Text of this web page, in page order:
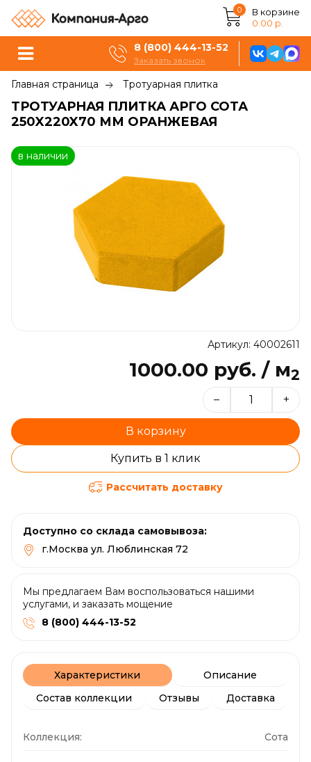
0
В корзине
0.00 р.
8 (800) 444-13-52
Заказать звонок
Главная страница Тротуарная плитка
ТРОТУАРНАЯ ПЛИТКА АРГО СОТА
250X220X70 ММ ОРАНЖЕВАЯ
в наличии
Артикул: 40002611
1000.00 руб. / м2
– +
В корзину
Купить в 1 клик
Рассчитать доставку
Доступно со склада самовывоза:
г.Москва ул. Люблинская 72
Мы предлагаем Вам воспользоваться нашими
услугами, и заказать мощение
8 (800) 444-13-52
Характеристики
Описание
Состав коллекции
Отзывы Доставка
Коллекция: Сота